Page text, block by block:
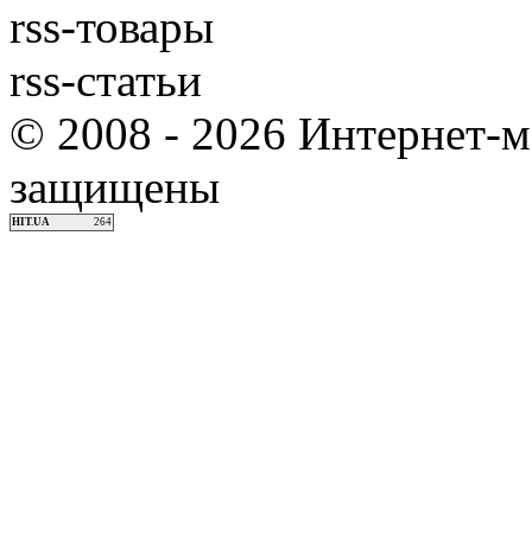
rss-товары
rss-статьи
© 2008 - 2026 Интернет-
защищены
HIT.UA 264